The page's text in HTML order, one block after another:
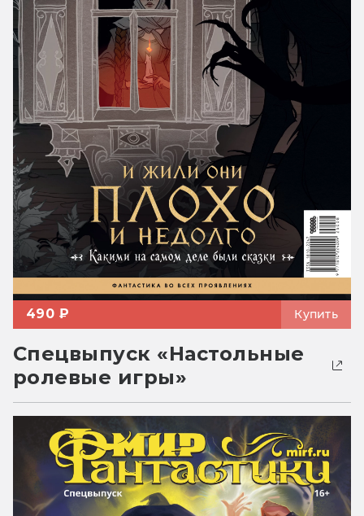
490 ₽ Купить
Спецвыпуск «Настольные
ролевые игры»